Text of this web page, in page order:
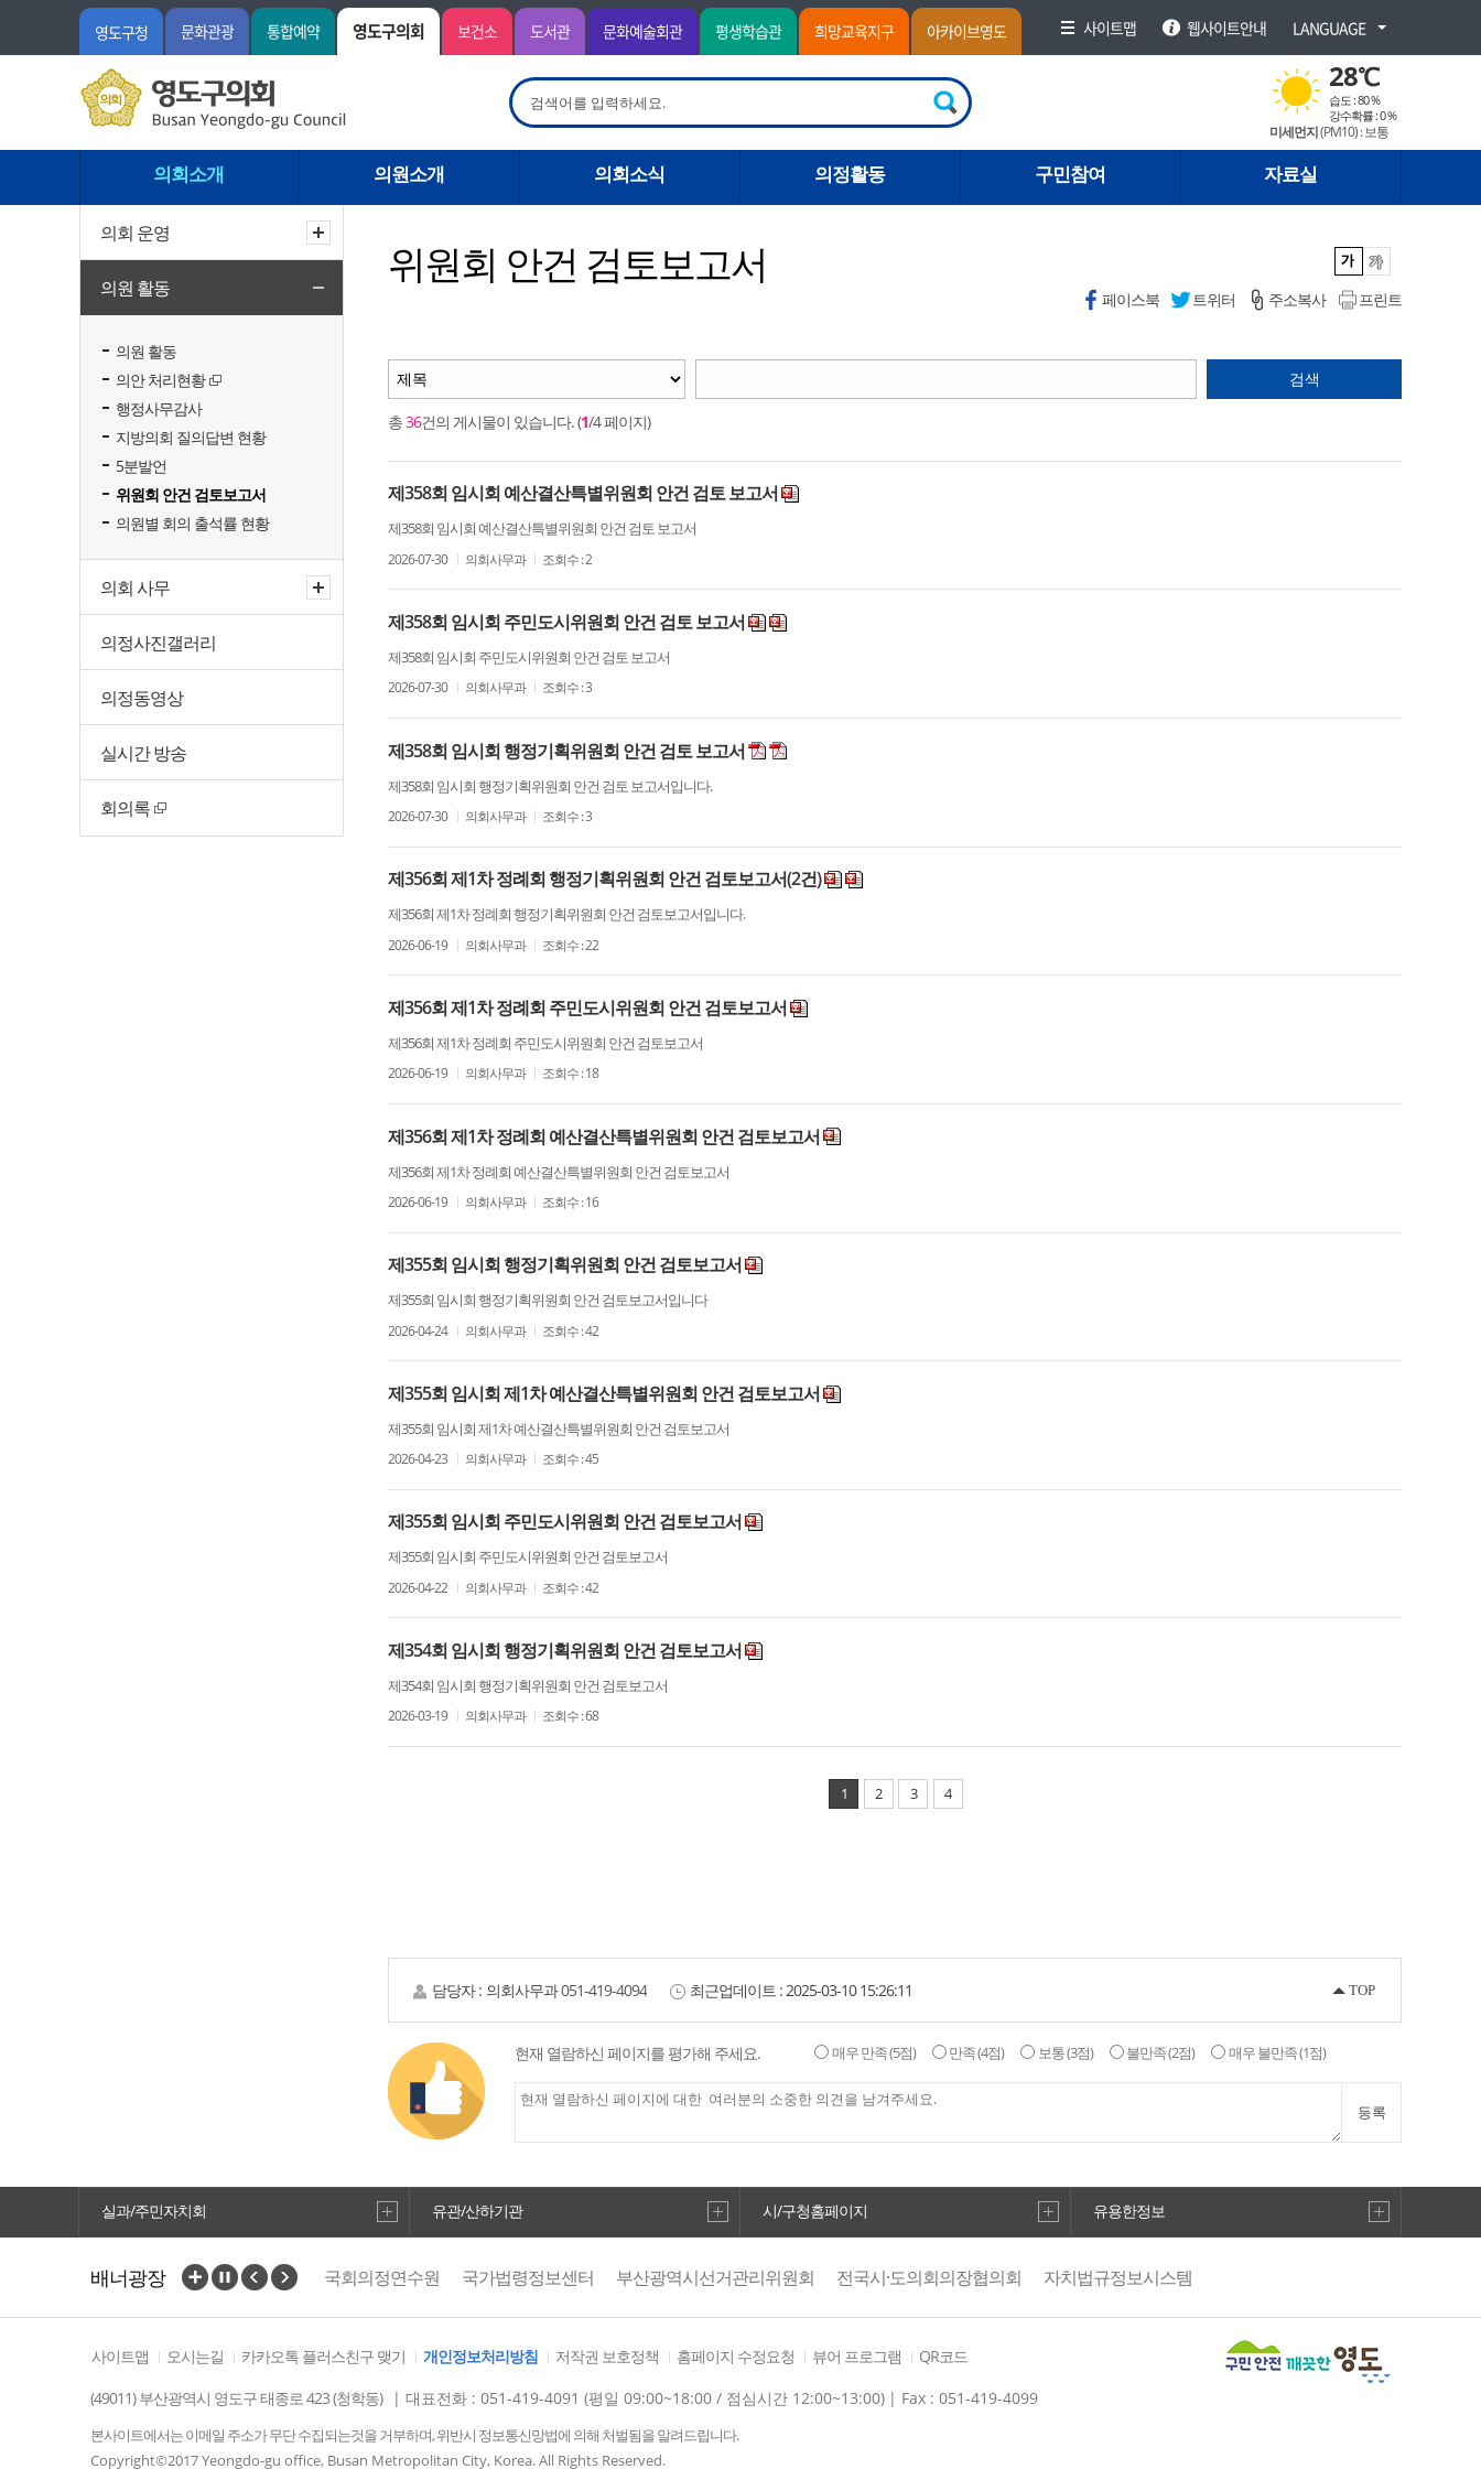
영도구청 문화관광 통합예약 영도구의회 보건소 도서관 문화예술회관 평생학습관 희망교육지구 아카이브영도 사이트맵 웹사이트안내 LANGUAGE
28℃
습도 :80 %
강수확률 :0 %
미세먼지(PM10) :보통
의회소개 의원소개 의회소식 의정활동 구민참여 자료실
의회 운영
의원 활동
의원 활동
의안 처리현황
행정사무감사
지방의회 질의답변 현황
5분발언
위원회 안건 검토보고서
의원별 회의 출석률 현황
의회 사무
의정사진갤러리
의정동영상
실시간 방송
회의록
의정활동 의원 활동 위원회 안건 검토보고서
위원회 안건 검토보고서
페이스북 트위터 주소복사 프린트
검색
총36건의 게시물이 있습니다. (1/4 페이지)
제358회 임시회 예산결산특별위원회 안건 검토 보고서
제358회 임시회 예산결산특별위원회 안건 검토 보고서
2026-07-30 의회사무과 조회수 : 2
제358회 임시회 주민도시위원회 안건 검토 보고서
제358회 임시회 주민도시위원회 안건 검토 보고서
2026-07-30 의회사무과 조회수 : 3
제358회 임시회 행정기획위원회 안건 검토 보고서
제358회 임시회 행정기획위원회 안건 검토 보고서입니다.
2026-07-30 의회사무과 조회수 : 3
제356회 제1차 정례회 행정기획위원회 안건 검토보고서(2건)
제356회 제1차 정례회 행정기획위원회 안건 검토보고서입니다.
2026-06-19 의회사무과 조회수 : 22
제356회 제1차 정례회 주민도시위원회 안건 검토보고서
제356회 제1차 정례회 주민도시위원회 안건 검토보고서
2026-06-19 의회사무과 조회수 : 18
제356회 제1차 정례회 예산결산특별위원회 안건 검토보고서
제356회 제1차 정례회 예산결산특별위원회 안건 검토보고서
2026-06-19 의회사무과 조회수 : 16
제355회 임시회 행정기획위원회 안건 검토보고서
제355회 임시회 행정기획위원회 안건 검토보고서입니다
2026-04-24 의회사무과 조회수 : 42
제355회 임시회 제1차 예산결산특별위원회 안건 검토보고서
제355회 임시회 제1차 예산결산특별위원회 안건 검토보고서
2026-04-23 의회사무과 조회수 : 45
제355회 임시회 주민도시위원회 안건 검토보고서
제355회 임시회 주민도시위원회 안건 검토보고서
2026-04-22 의회사무과 조회수 : 42
제354회 임시회 행정기획위원회 안건 검토보고서
제354회 임시회 행정기획위원회 안건 검토보고서
2026-03-19 의회사무과 조회수 : 68
1 2 3 4
TOP
담당자 : 의회사무과051-419-4094 최근업데이트 : 2025-03-10 15:26:11
현재 열람하신 페이지를 평가해 주세요. 매우 만족(5점) 만족(4점) 보통(3점) 불만족(2점) 매우 불만족(1점)
등록
실과/주민자치회 유관/산하기관 시/구청홈페이지 유용한정보
배너광장 국회의정연수원 국가법령정보센터 부산광역시선거관리위원회 전국시·도의회의장협의회 자치법규정보시스템
사이트맵 오시는길 카카오톡 플러스친구 맺기 개인정보처리방침 저작권 보호정책 홈페이지 수정요청 뷰어 프로그램
QR코드
(49011) 부산광역시 영도구 태종로 423 (청학동) | 대표전화 : 051-419-4091 (평일 09:00~18:00 / 점심시간 12:00~13:00) | Fax : 051-419-4099
본사이트에서는 이메일 주소가 무단 수집되는것을 거부하며, 위반시 정보통신망법에 의해 처벌됨을 알려드립니다.
Copyright©2017 Yeongdo-gu office, Busan Metropolitan City, Korea. All Rights Reserved.